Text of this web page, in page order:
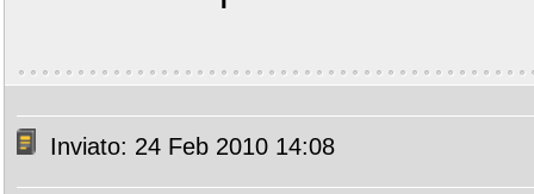
Inviato: 24 Feb 2010 14:08